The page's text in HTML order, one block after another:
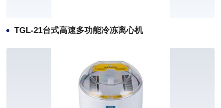
TGL-21台式高速多功能冷冻离心机